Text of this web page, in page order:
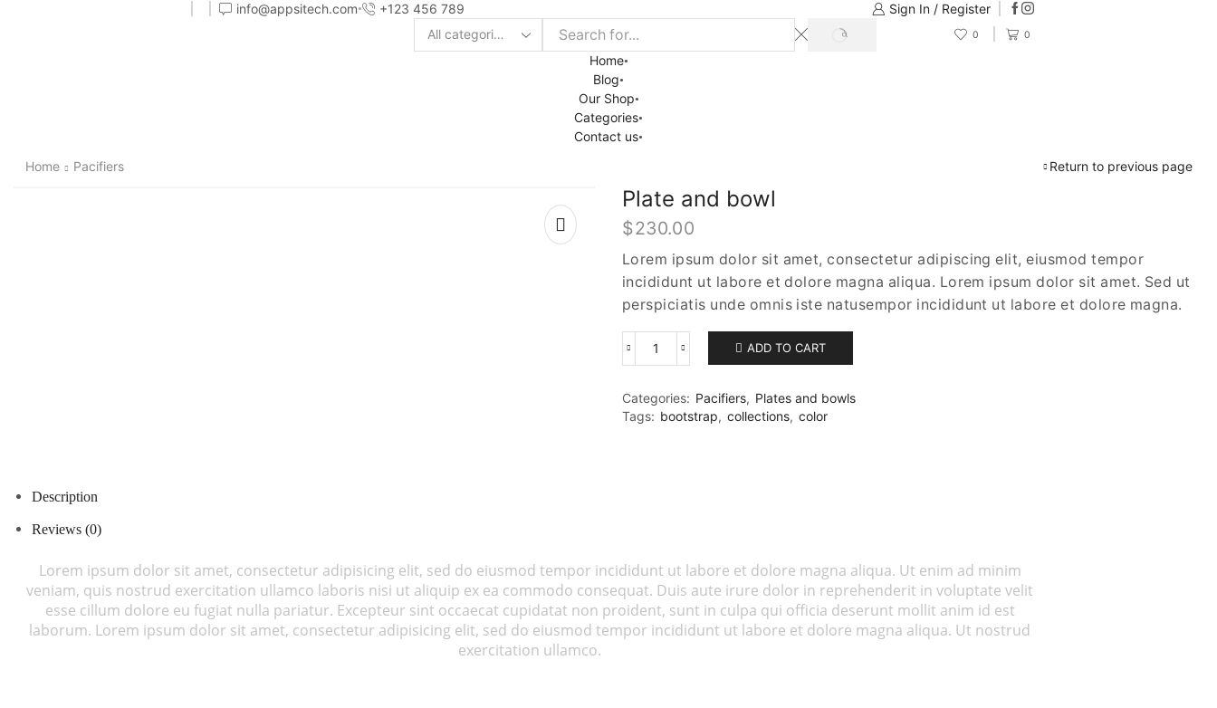
info@appsitech.com +123 456 789 Sign In / Register
0 0
Home
Blog
Our Shop
Categories
Contact us
Home
Pacifiers Return to previous page
Plate and bowl
$230.00
Lorem ipsum dolor sit amet, consectetur adipiscing elit, eiusmod tempor
incididunt ut labore et dolore magna aliqua. Lorem ipsum dolor sit amet. Sed ut
perspiciatis unde omnis iste natusempor incididunt ut labore et dolore magna.
ADD TO CART
Categories: Pacifiers, Plates and bowls
Tags: bootstrap, collections, color
Description
Reviews (0)
Lorem ipsum dolor sit amet, consectetur adipisicing elit, sed do eiusmod tempor incididunt ut labore et dolore magna aliqua. Ut enim ad minim
veniam, quis nostrud exercitation ullamco laboris nisi ut aliquip ex ea commodo consequat. Duis aute irure dolor in reprehenderit in voluptate velit
esse cillum dolore eu fugiat nulla pariatur. Excepteur sint occaecat cupidatat non proident, sunt in culpa qui officia deserunt mollit anim id est
laborum. Lorem ipsum dolor sit amet, consectetur adipisicing elit, sed do eiusmod tempor incididunt ut labore et dolore magna aliqua. Ut nostrud
exercitation ullamco.